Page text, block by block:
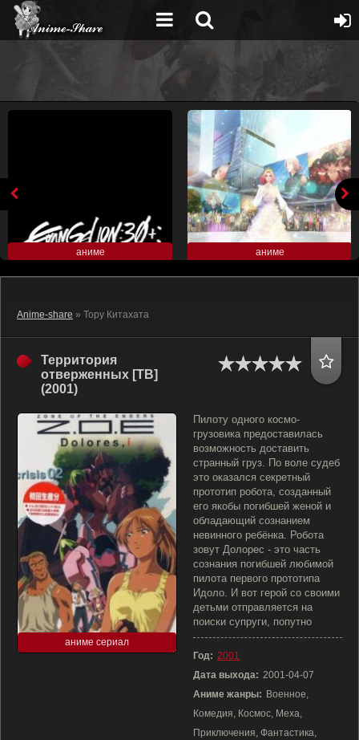
аниме аниме
Anime-share » Тору Китахата
Территория
отверженных [ТВ]
(2001)
аниме сериал
Пилоту одного космо-
грузовика предоставилась
возможность доставить
странный груз. По воле судеб
это оказался секретный
прототип робота, созданный
его якобы погибшей женой и
обладающий сознанием
невинного ребёнка. Робота
зовут Долорес - это часть
сознания погибшей любимой
пилота первого прототипа
Идоло. И вот герой со своими
детьми отправляется на
поиски супруги, попутно
Год: 2001
Дата выхода: 2001-04-07
Аниме жанры: Военное,
Комедия, Космос, Меха,
Приключения, Фантастика,